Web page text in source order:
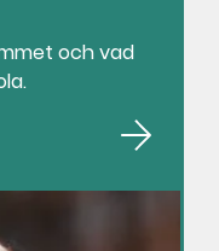
och vad